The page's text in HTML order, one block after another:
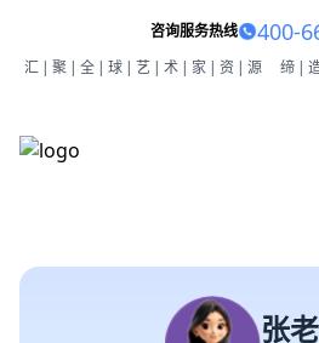
咨询服务热线 400-
汇|聚|全|球|艺|术|家|资|源 缔|
张